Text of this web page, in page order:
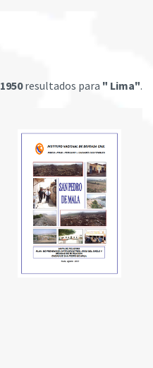
1950resultados para " Lima".